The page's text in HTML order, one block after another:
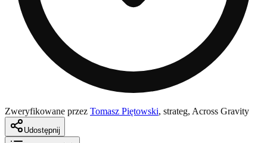
Zweryfikowane przez Tomasz Piętowski, strateg, Across Gravity
Udostępnij